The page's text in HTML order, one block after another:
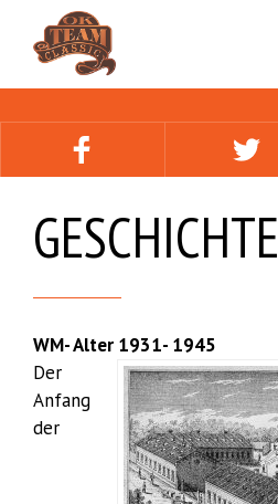
GESCHICHTE
WM- Alter 1931- 1945
Der
Anfang
der